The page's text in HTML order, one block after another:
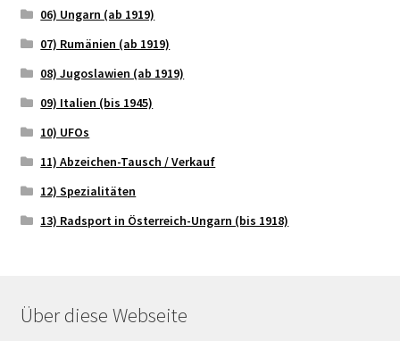
06) Ungarn (ab 1919)
07) Rumänien (ab 1919)
08) Jugoslawien (ab 1919)
09) Italien (bis 1945)
10) UFOs
11) Abzeichen-Tausch / Verkauf
12) Spezialitäten
13) Radsport in Österreich-Ungarn (bis 1918)
Über diese Webseite